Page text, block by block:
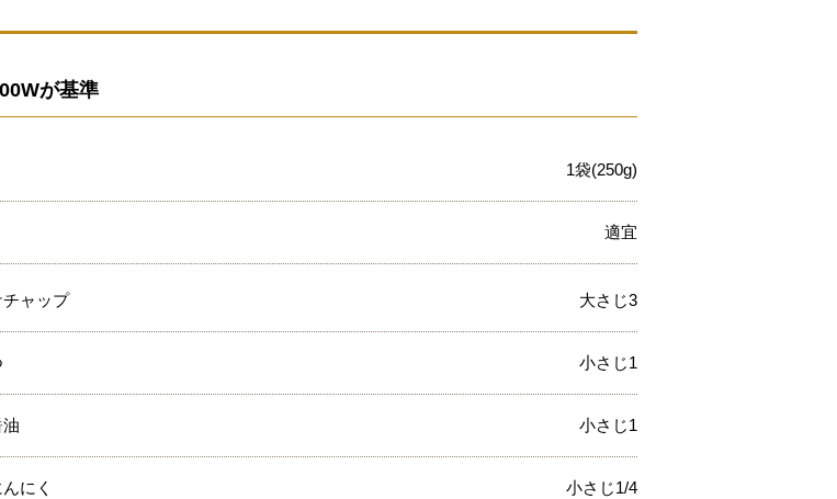
が基準
1袋(250g)
適宜
チャップ 大さじ3
小さじ1
小さじ1
にく 小さじ1/4